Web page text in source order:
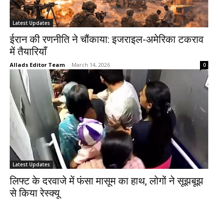
Latest Updates
ईरान की रणनीति ने चौंकाया: इजराइल-अमेरिका टकराव
में तैयारियाँ
Allads Editor Team - March 14, 2026 0
Latest Updates
लिफ्ट के दरवाजे में फंसा मासूम का हाथ, लोगों ने सूझबूझ
से किया रेस्क्यू